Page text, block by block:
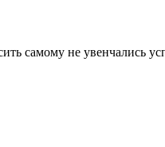
самому не увенчались